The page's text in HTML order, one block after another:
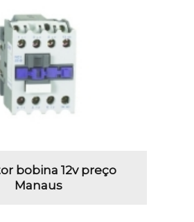
bobina 12v preço
Manaus